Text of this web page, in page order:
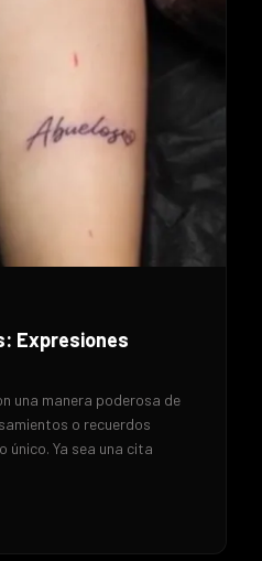
Expresiones
una manera poderosa de
o recuerdos
único. Ya sea una cita